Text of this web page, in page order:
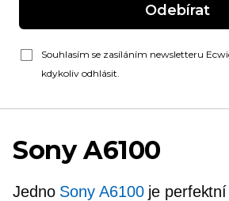
Odebírat
Souhlasím se zasíláním newsletteru
kdykoliv odhlásit.
Sony A6100
Jedno Sony A6100je